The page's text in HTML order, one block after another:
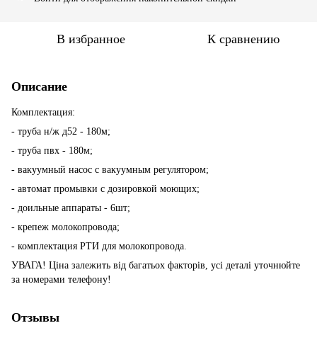
В избранное К сравнению
Описание
Комплектация:
- труба н/ж д52 - 180м;
- труба пвх - 180м;
- вакуумный насос с вакуумным регулятором;
- автомат промывки с дозировкой моющих;
- доильные аппараты - 6шт;
- крепеж молокопровода;
- комплектация РТИ для молокопровода.
УВАГА! Ціна залежить від багатьох факторів, усі деталі уточнюйте
за номерами телефону!
Отзывы